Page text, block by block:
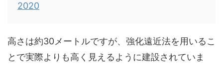
2020
高さは約30メートルですが、強化遠近法を用いるこ
とで実際よりも高く見えるように建設されていま